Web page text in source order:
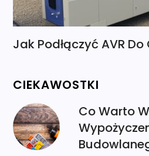
Jak Podłączyć AVR
CIEKAWOSTKI
Co Warto